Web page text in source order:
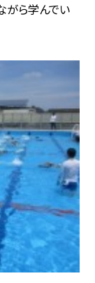
がら学んでい